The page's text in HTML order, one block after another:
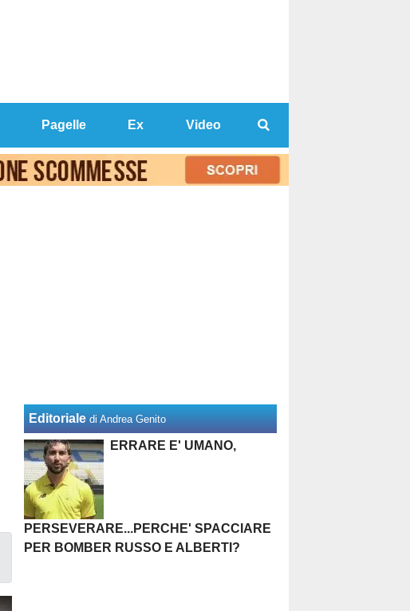
Pagelle Ex Video
Editoriale di Andrea Genito
ERRARE E' UMANO,
PERSEVERARE...PERCHE' SPACCIARE
PER BOMBER RUSSO E ALBERTI?